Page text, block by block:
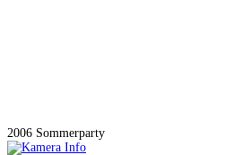
2006 Sommerparty